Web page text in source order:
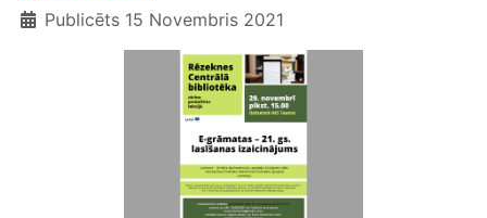
Publicēts 15 Novembris 2021